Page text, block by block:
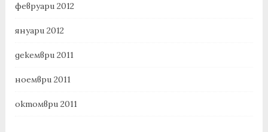
февруари 2012
януари 2012
декември 2011
ноември 2011
октомври 2011